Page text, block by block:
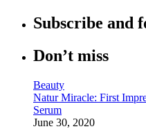
Subscribe and
Don’t miss
Beauty
Natur Miracle: First
Serum
June 30, 2020